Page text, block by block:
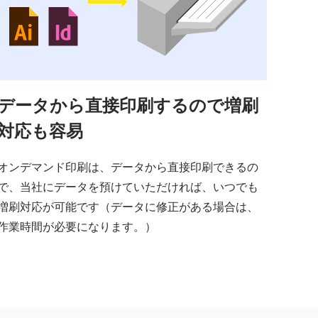
ータから直接印刷するので増刷
応も容易
ンデマンド印刷は、データから直接印刷できるの
、当社にデータを預けていただければ、いつでも
刷対応が可能です（データに修正がある場合は、
業時間が必要になります。）